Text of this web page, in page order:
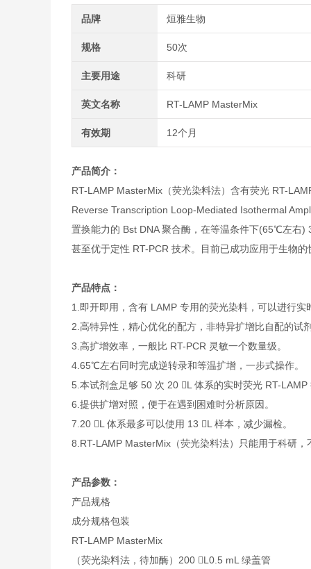
品牌 烜雅生物
规格 50次
主要用途 科研
英文名称 RT-LAMP MasterMix
有效期 12个月
产品简介：
RT-LAMP MasterMix（荧光染料法）含有荧光 RT-
Reverse Transcription Loop-Mediated Isothermal
置换能力的 Bst DNA 聚合酶，在等温条件下(65℃左右)
甚至优于定性 RT-PCR 技术。目前已成功应用于生物
产品特点：
1.即开即用，含有 LAMP 专用的荧光染料，可以进行
2.高特异性，精心优化的配方，非特异扩增比自配的试
3.高扩增效率，一般比 RT-PCR 灵敏一个数量级。
4.65℃左右同时完成逆转录和等温扩增，一步式操作。
5.本试剂盒足够 50 次 20 L 体系的实时荧光 RT-LAMP
6.提供扩增对照，便于在遇到困难时分析原因。
7.20 L 体系最多可以使用 13 L 样本，减少漏检。
8.RT-LAMP MasterMix（荧光染料法）只能用于科研，
产品参数：
产品规格
成分规格包装
RT-LAMP MasterMix
（荧光染料法，待加酶） 200 L 0.5 mL 绿盖管